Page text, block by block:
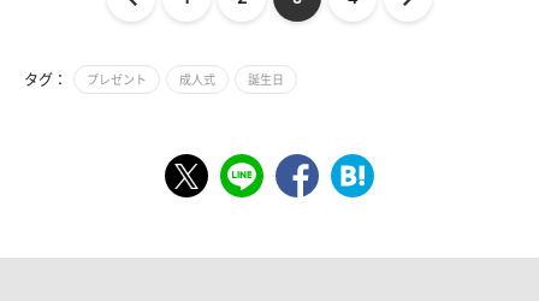
タグ： プレゼント 成人式 誕生日